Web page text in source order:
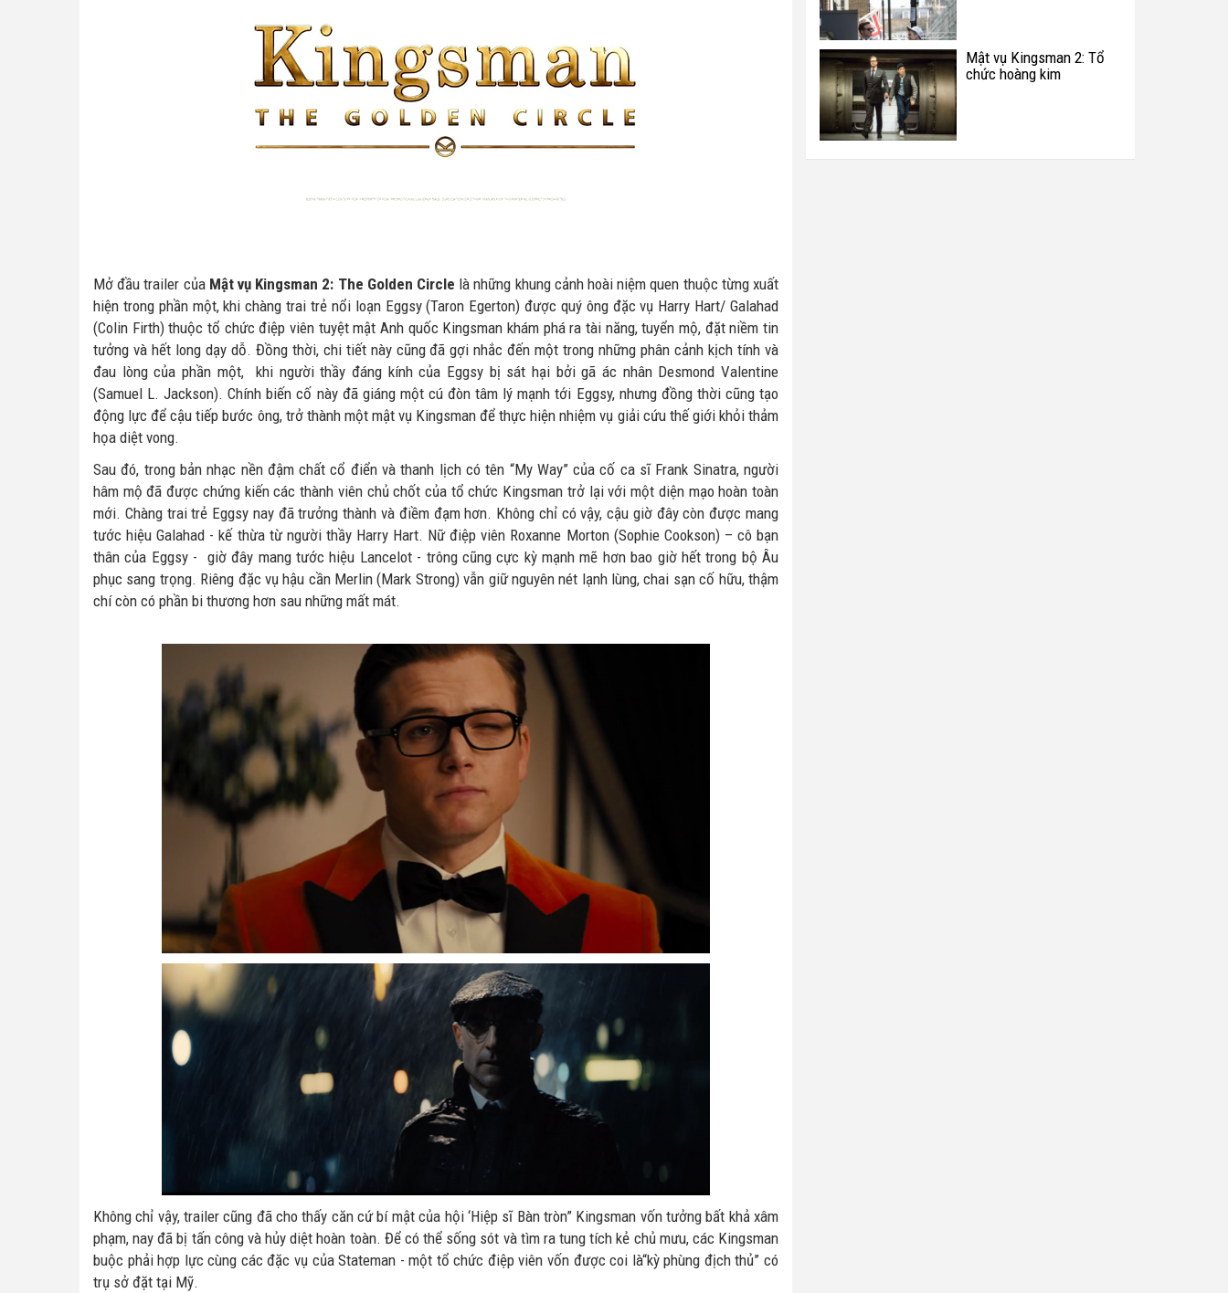
Mở đầu trailer của Mật vụ Kingsman 2: The Golden Circle là những khung cảnh hoài niệm quen thuộc từng xuất
hiện trong phần một, khi chàng trai trẻ nổi loạn Eggsy (Taron Egerton) được quý ông đặc vụ Harry Hart/ Galahad
(Colin Firth) thuộc tổ chức điệp viên tuyệt mật Anh quốc Kingsman khám phá ra tài năng, tuyển mộ, đặt niềm tin
tưởng và hết long dạy dỗ. Đồng thời, chi tiết này cũng đã gợi nhắc đến một trong những phân cảnh kịch tính và
đau lòng của phần một, khi người thầy đáng kính của Eggsy bị sát hại bởi gã ác nhân Desmond Valentine
(Samuel L. Jackson). Chính biến cố này đã giáng một cú đòn tâm lý mạnh tới Eggsy, nhưng đồng thời cũng tạo
động lực để cậu tiếp bước ông, trở thành một mật vụ Kingsman để thực hiện nhiệm vụ giải cứu thế giới khỏi thảm
họa diệt vong.
Sau đó, trong bản nhạc nền đậm chất cổ điển và thanh lịch có tên “My Way” của cố ca sĩ Frank Sinatra, người
hâm mộ đã được chứng kiến các thành viên chủ chốt của tổ chức Kingsman trở lại với một diện mạo hoàn toàn
mới. Chàng trai trẻ Eggsy nay đã trưởng thành và điềm đạm hơn. Không chỉ có vậy, cậu giờ đây còn được mang
tước hiệu Galahad - kế thừa từ người thầy Harry Hart. Nữ điệp viên Roxanne Morton (Sophie Cookson) – cô bạn
thân của Eggsy - giờ đây mang tước hiệu Lancelot - trông cũng cực kỳ mạnh mẽ hơn bao giờ hết trong bộ Âu
phục sang trọng. Riêng đặc vụ hậu cần Merlin (Mark Strong) vẫn giữ nguyên nét lạnh lùng, chai sạn cố hữu, thậm
chí còn có phần bi thương hơn sau những mất mát.
Không chỉ vậy, trailer cũng đã cho thấy căn cứ bí mật của hội ‘Hiệp sĩ Bàn tròn” Kingsman vốn tưởng bất khả xâm
phạm, nay đã bị tấn công và hủy diệt hoàn toàn. Để có thể sống sót và tìm ra tung tích kẻ chủ mưu, các Kingsman
buộc phải hợp lực cùng các đặc vụ của Stateman - một tổ chức điệp viên vốn được coi là“kỳ phùng địch thủ” có
trụ sở đặt tại Mỹ.
Mật vụ Kingsman 2: Tổ
chức hoàng kim